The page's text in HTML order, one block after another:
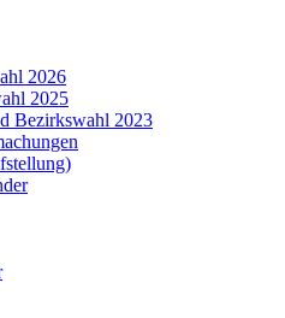
2026
2025
Bezirkswahl 2023